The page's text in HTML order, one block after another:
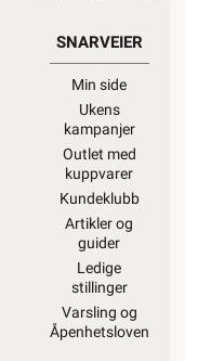
SNARVEIER
Min side
Ukens
kampanjer
Outlet med
kuppvarer
Kundeklubb
Artikler og
guider
Ledige
stillinger
Varsling og
Åpenhetsloven